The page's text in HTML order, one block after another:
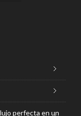
perfecta en un